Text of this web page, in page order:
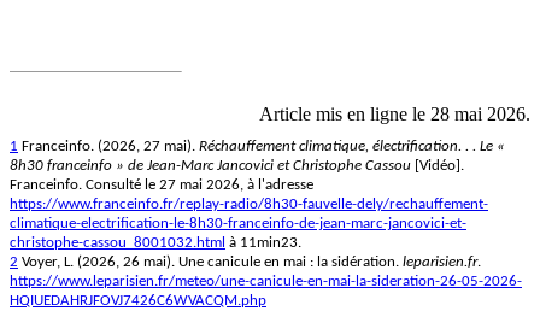
Article mis en ligne le 28 mai 2026.
1 Franceinfo. (2026, 27 mai). Réchauffement climatique, électrification. . . Le «
8h30 franceinfo » de Jean-Marc Jancovici et Christophe Cassou [Vidéo].
Franceinfo. Consulté le 27 mai 2026, à l'adresse
https://www.franceinfo.fr/replay-radio/8h30-fauvelle-dely/rechauffement-
climatique-electrification-le-8h30-franceinfo-de-jean-marc-jancovici-et-
christophe-cassou_8001032.html à 11min23.
2 Voyer, L. (2026, 26 mai). Une canicule en mai : la sidération. leparisien.fr.
https://www.leparisien.fr/meteo/une-canicule-en-mai-la-sideration-26-05-2026-
HQIUEDAHRJFOVJ7426C6WVACQM.php